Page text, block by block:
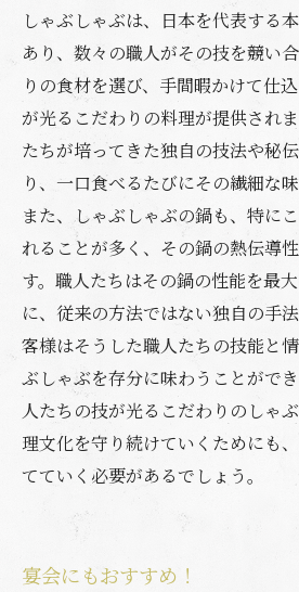
しゃぶしゃぶは、日本を代表する
あり、数々の職人がその技を競い
りの食材を選び、手間暇かけて仕
が光るこだわりの料理が提供され
たちが培ってきた独自の技法や秘
り、一口食べるたびにその繊細な
また、しゃぶしゃぶの鍋も、特に
れることが多く、その鍋の熱伝導
す。職人たちはその鍋の性能を最
に、従来の方法ではない独自の手
客様はそうした職人たちの技能と
ぶしゃぶを存分に味わうことがで
人たちの技が光るこだわりのしゃ
理文化を守り続けていくためにも
てていく必要があるでしょう。
宴会にもおすすめ！